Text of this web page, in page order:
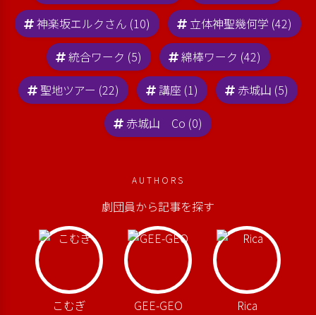
神楽坂エルクさん (10)
立体神聖幾何学 (42)
統合ワーク (5)
綿棒ワーク (42)
聖地ツアー (22)
講座 (1)
赤城山 (5)
赤城山 Co (0)
AUTHORS
劇団員から記事を探す
こむぎ GEE-GEO Rica